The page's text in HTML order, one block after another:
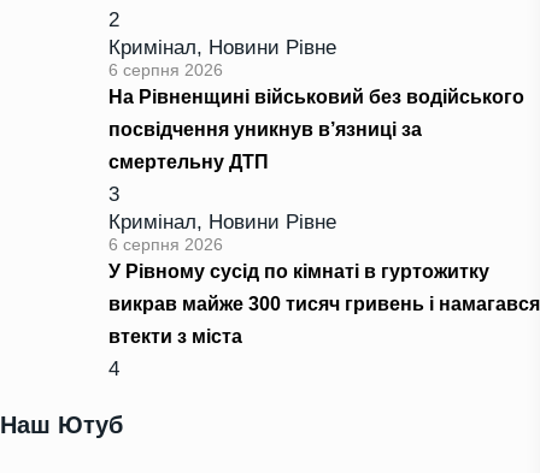
2
Кримінал, Новини Рівне
6 серпня 2026
На Рівненщині військовий без водійського
посвідчення уникнув в’язниці за
смертельну ДТП
3
Кримінал, Новини Рівне
6 серпня 2026
У Рівному сусід по кімнаті в гуртожитку
викрав майже 300 тисяч гривень і намагався
втекти з міста
4
Наш Ютуб